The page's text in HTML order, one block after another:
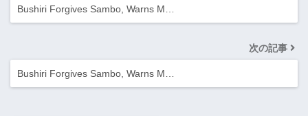
Bushiri Forgives Sambo, Warns M…
次の記事
Bushiri Forgives Sambo, Warns M…